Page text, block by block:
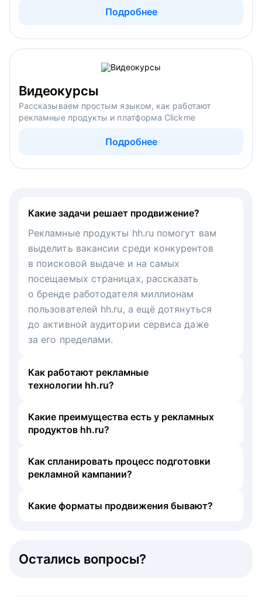
Подробнее
Видеокурсы
Рассказываем простым языком, как работают
рекламные продукты и платформа Clickme
Подробнее
Какие задачи решает продвижение?
Рекламные продукты hh.ru помогут вам
выделить вакансии среди конкурентов
в поисковой выдаче и на самых
посещаемых страницах, рассказать
о бренде работодателя миллионам
пользователей hh.ru, а ещё дотянуться
до активной аудитории сервиса даже
за его пределами.
Как работают рекламные
технологии hh.ru?
Какие преимущества есть у рекламных
продуктов hh.ru?
Как спланировать процесс подготовки
рекламной кампании?
Какие форматы продвижения бывают?
Остались вопросы?